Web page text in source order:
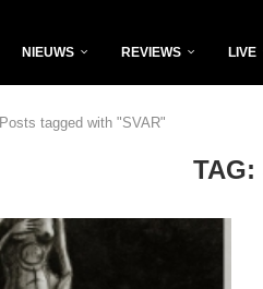
NIEUWS REVIEWS LIVE
Posts tagged with "SVAR"
TAG: